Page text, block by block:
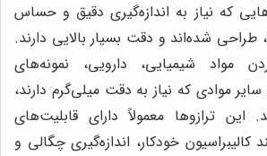
که نیاز به اندازه‌گیری دقیق و حساس
طراحی شده‌اند و دقت بسیار بالایی دارند.
مواد شیمیایی، دارویی، نمونه‌های
موادی که نیاز به دقت میلی‌گرم دارند،
ترازوها معمولاً دارای قابلیت‌های
کالیبراسیون خودکار، اندازه‌گیری چگالی و